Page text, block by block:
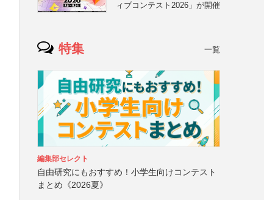
ィブコンテスト2026」が開催
特集 一覧
編集部セレクト
自由研究にもおすすめ！小学生向けコンテスト
まとめ《2026夏》